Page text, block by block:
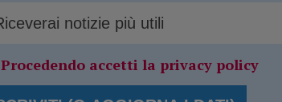
Procedendo accetti la privacy policy